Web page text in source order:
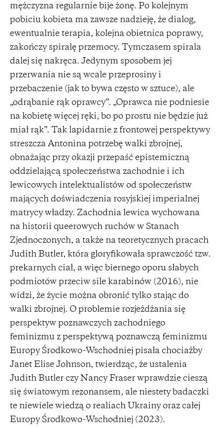
mężczyzna regularnie bije żonę. Po kolejnym
pobiciu kobieta ma zawsze nadzieję, że dialog,
ewentualnie terapia, kolejna obietnica poprawy,
zakończy spiralę przemocy. Tymczasem spirala
dalej się nakręca. Jedynym sposobem jej
przerwania nie są wcale przeprosiny i
przebaczenie (jak to bywa często w sztuce), ale
„odrąbanie rąk oprawcy”. „Oprawca nie podniesie
na kobietę więcej ręki, bo po prostu nie będzie już
miał rąk”. Tak lapidarnie z frontowej perspektywy
streszcza Antonina potrzebę walki zbrojnej,
obnażając przy okazji przepaść epistemiczną
oddzielającą społeczeństwa zachodnie i ich
lewicowych intelektualistów od społeczeństw
mających doświadczenia rosyjskiej imperialnej
matrycy władzy. Zachodnia lewica wychowana
na historii queerowych ruchów w Stanach
Zjednoczonych, a także na teoretycznych pracach
Judith Butler, która gloryfikowała sprawczość tzw.
prekarnych ciał, a więc biernego oporu słabych
podmiotów przeciw sile karabinów (2016), nie
widzi, że życie można obronić tylko stając do
walki zbrojnej. O problemie rozjeżdżania się
perspektyw poznawczych zachodniego
feminizmu z perspektywą poznawczą feminizmu
Europy Środkowo-Wschodniej pisała chociażby
Janet Elise Johnson, twierdząc, że ustalenia
Judith Butler czy Nancy Fraser wprawdzie cieszą
się światowym rezonansem, ale niestety badaczki
te niewiele wiedzą o realiach Ukrainy oraz całej
Europy Środkowo-Wschodniej (2023).